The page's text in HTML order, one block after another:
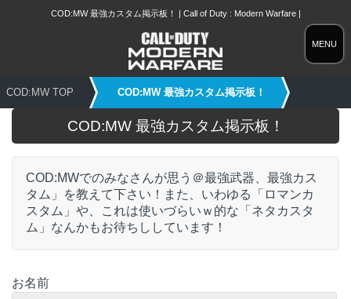
MENU
COD:MW 最強カスタム掲示板！ | Call of Duty : Modern Warfare |
COD:MW TOP COD:MW 最強カスタム掲示板！
COD:MW 最強カスタム掲示板！
COD:MWでのみなさんが思う＠最強武器、最強カス
タム」を教えて下さい！また、いわゆる「ロマンカ
スタム」や、これは使いづらいｗ的な「ネタカスタ
ム」なんかもお待ちししています！
お名前